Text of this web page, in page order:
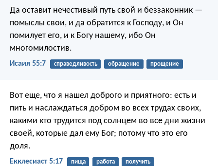
Да оставит нечестивый путь свой и беззаконник —
помыслы свои, и да обратится к Господу, и Он
помилует его, и к Богу нашему, ибо Он
многомилостив.
Исаия 55:7 справедливость обращение прощение
Вот еще, что я нашел доброго и приятного: есть и
пить и наслаждаться добром во всех трудах своих,
какими кто трудится под солнцем во все дни жизни
своей, которые дал ему Бог; потому что это его
доля.
Екклесиаст 5:17 пища работа получить